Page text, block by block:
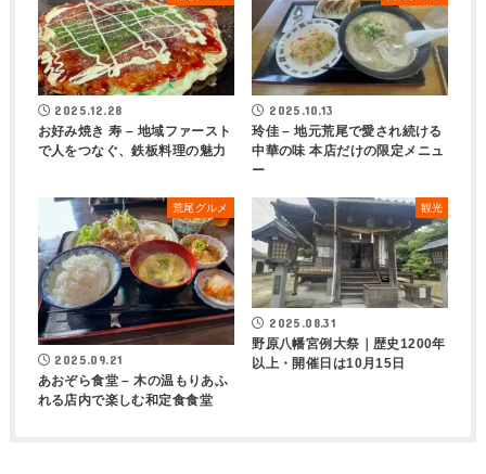
2025.12.28
お好み焼き 寿 – 地域ファースト
で人をつなぐ、鉄板料理の魅力
2025.10.13
玲佳 – 地元荒尾で愛され続ける
中華の味 本店だけの限定メニュ
ー
荒尾グルメ
2025.09.21
あおぞら食堂 – 木の温もりあふ
れる店内で楽しむ和定食食堂
観光
2025.08.31
野原八幡宮例大祭｜歴史1200年
以上・開催日は10月15日